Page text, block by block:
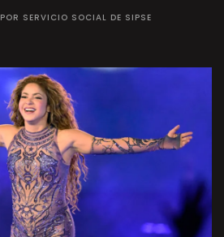
POR SERVICIO SOCIAL DE SIPSE